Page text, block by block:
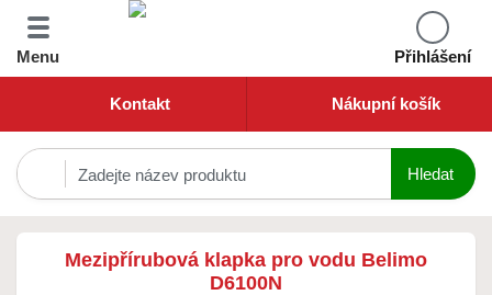
Menu Přihlášení
Kontakt Nákupní košík
Mezipřírubová klapka pro vodu Belimo
D6100N